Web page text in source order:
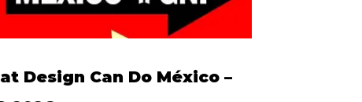
Design Can Do México –